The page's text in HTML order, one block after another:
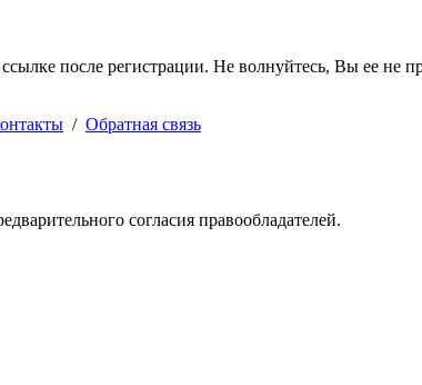
после регистрации. Не волнуйтесь, Вы ее не
/ Обратная связь
согласия правообладателей.